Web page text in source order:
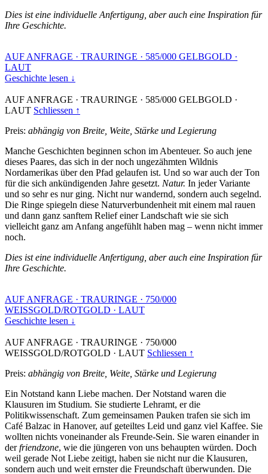
Dies ist eine individuelle Anfertigung, aber auch eine Inspiration für
Ihre Geschichte.
AUF ANFRAGE · TRAURINGE · 585/000 GELBGOLD ·
LAUT
Geschichte lesen ↓
AUF ANFRAGE · TRAURINGE · 585/000 GELBGOLD ·
LAUT Schliessen ↑
Preis: abhängig von Breite, Weite, Stärke und Legierung
Manche Geschichten beginnen schon im Abenteuer. So auch jene
dieses Paares, das sich in der noch ungezähmten Wildnis
Nordamerikas über den Pfad gelaufen ist. Und so war auch der Ton
für die sich ankündigenden Jahre gesetzt. Natur. In jeder Variante
und so sehr es nur ging. Nicht nur wandernd, sondern auch segelnd.
Die Ringe spiegeln diese Naturverbundenheit mit einem mal rauen
und dann ganz sanftem Relief einer Landschaft wie sie sich
vielleicht ganz am Anfang angefühlt haben mag – wenn nicht immer
noch.
Dies ist eine individuelle Anfertigung, aber auch eine Inspiration für
Ihre Geschichte.
AUF ANFRAGE · TRAURINGE · 750/000
WEISSGOLD/ROTGOLD · LAUT
Geschichte lesen ↓
AUF ANFRAGE · TRAURINGE · 750/000
WEISSGOLD/ROTGOLD · LAUT Schliessen ↑
Preis: abhängig von Breite, Weite, Stärke und Legierung
Ein Notstand kann Liebe machen. Der Notstand waren die
Klausuren im Studium. Sie studierte Lehramt, er die
Politikwissenschaft. Zum gemeinsamen Pauken trafen sie sich im
Café Balzac in Hanover, auf geteiltes Leid und ganz viel Kaffee. Sie
wollten nichts voneinander als Freunde-Sein. Sie waren einander in
derfriendzone, wie die jüngeren von uns behaupten würden. Doch
weil gerade Not Liebe zeitigt, haben sie nicht nur die Klausuren,
sondern auch und weit ernster die Freundschaft überwunden. Die